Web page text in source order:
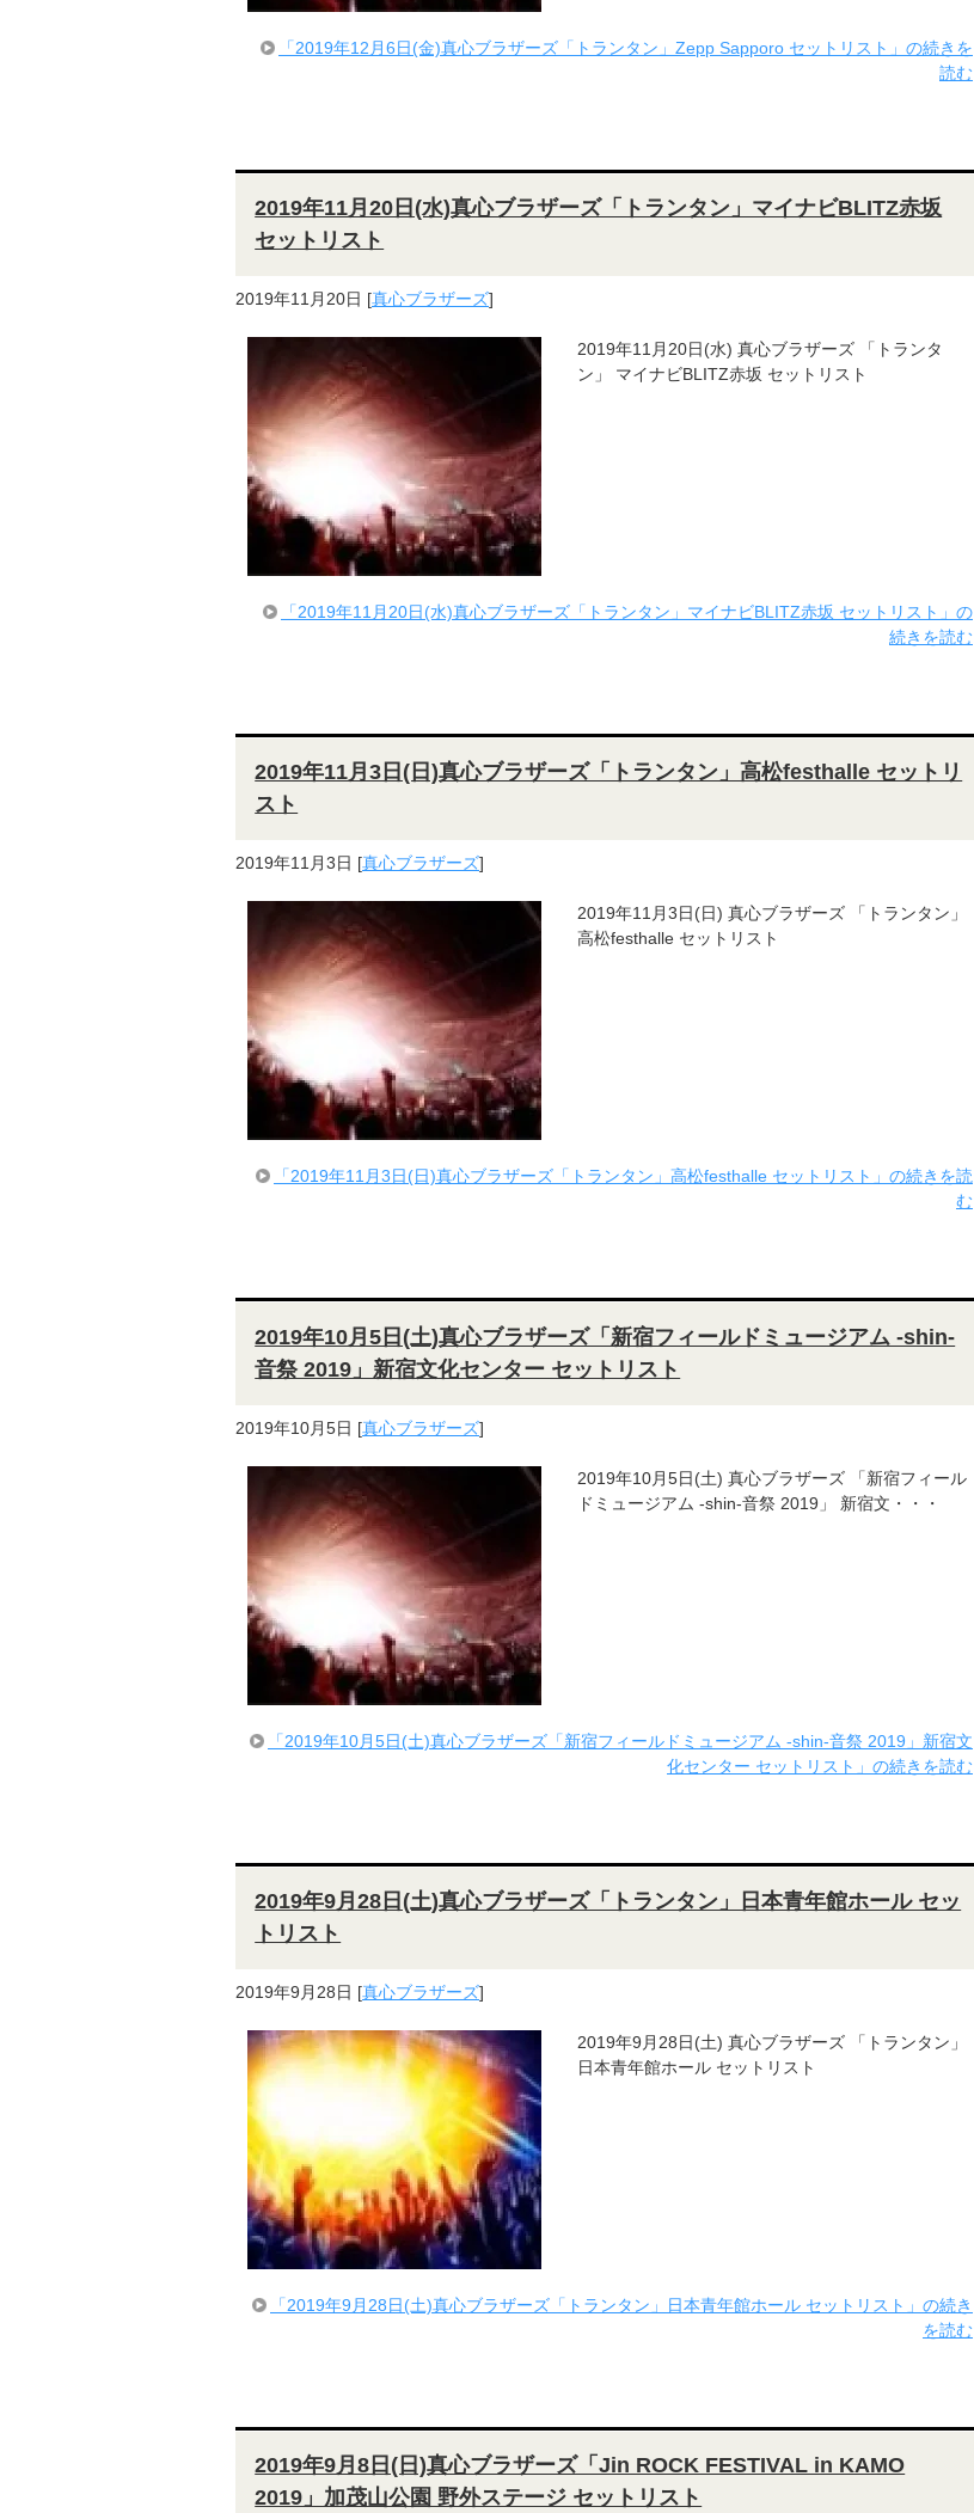
「2019年12月6日(金)真心ブラザーズ「トランタン」Zepp Sapporo セットリスト」の続きを
読む
2019年11月20日(水)真心ブラザーズ「トランタン」マイナビBLITZ赤坂
セットリスト
2019年11月20日 [真心ブラザーズ]
2019年11月20日(水) 真心ブラザーズ 「トランタ
ン」 マイナビBLITZ赤坂 セットリスト
「2019年11月20日(水)真心ブラザーズ「トランタン」マイナビBLITZ赤坂 セットリスト」の
続きを読む
2019年11月3日(日)真心ブラザーズ「トランタン」高松festhalle セットリ
スト
2019年11月3日 [真心ブラザーズ]
2019年11月3日(日) 真心ブラザーズ 「トランタン」
高松festhalle セットリスト
「2019年11月3日(日)真心ブラザーズ「トランタン」高松festhalle セットリスト」の続きを読
む
2019年10月5日(土)真心ブラザーズ「新宿フィールドミュージアム -shin-
音祭 2019」新宿文化センター セットリスト
2019年10月5日 [真心ブラザーズ]
2019年10月5日(土) 真心ブラザーズ 「新宿フィール
ドミュージアム -shin-音祭 2019」 新宿文・・・
「2019年10月5日(土)真心ブラザーズ「新宿フィールドミュージアム -shin-音祭 2019」新宿文
化センター セットリスト」の続きを読む
2019年9月28日(土)真心ブラザーズ「トランタン」日本青年館ホール セッ
トリスト
2019年9月28日 [真心ブラザーズ]
2019年9月28日(土) 真心ブラザーズ 「トランタン」
日本青年館ホール セットリスト
「2019年9月28日(土)真心ブラザーズ「トランタン」日本青年館ホール セットリスト」の続き
を読む
2019年9月8日(日)真心ブラザーズ「Jin ROCK FESTIVAL in KAMO
2019」加茂山公園 野外ステージ セットリスト